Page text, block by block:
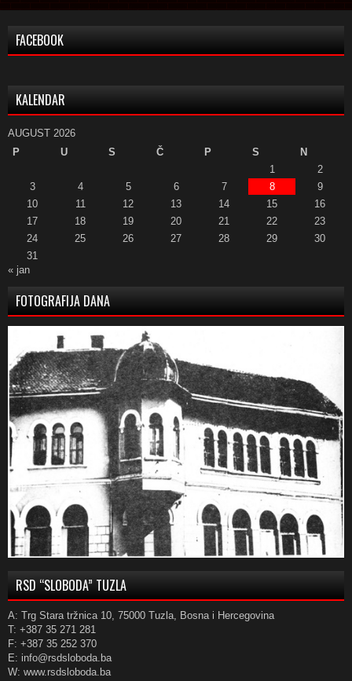
FACEBOOK
KALENDAR
AUGUST 2026
P
U S Č P S
N
1
2
3
4 5 6 7 8
9
10
11 12 13 14 15
16
17
18 19 20 21 22
23
24
25 26 27 28 29
30
31
« jan
FOTOGRAFIJA DANA
RSD “SLOBODA” TUZLA
A: Trg Stara tržnica 10, 75000 Tuzla, Bosna i Hercegovina
T: +387 35 271 281
F: +387 35 252 370
E: info@rsdsloboda.ba
W: www.rsdsloboda.ba